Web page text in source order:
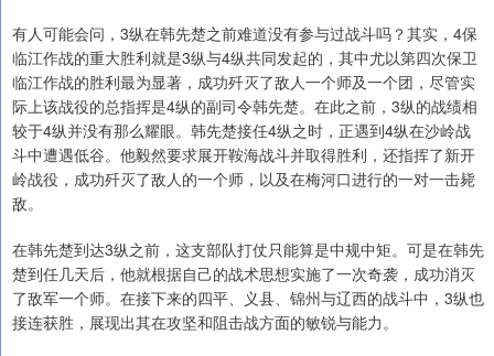
有人可能会问，3纵在韩先楚之前难道没有参与过战斗吗？其实，4保
临江作战的重大胜利就是3纵与4纵共同发起的，其中尤以第四次保卫
临江作战的胜利最为显著，成功歼灭了敌人一个师及一个团，尽管实
际上该战役的总指挥是4纵的副司令韩先楚。在此之前，3纵的战绩相
较于4纵并没有那么耀眼。韩先楚接任4纵之时，正遇到4纵在沙岭战
斗中遭遇低谷。他毅然要求展开鞍海战斗并取得胜利，还指挥了新开
岭战役，成功歼灭了敌人的一个师，以及在梅河口进行的一对一击毙
敌。
在韩先楚到达3纵之前，这支部队打仗只能算是中规中矩。可是在韩先
楚到任几天后，他就根据自己的战术思想实施了一次奇袭，成功消灭
了敌军一个师。在接下来的四平、义县、锦州与辽西的战斗中，3纵也
接连获胜，展现出其在攻坚和阻击战方面的敏锐与能力。